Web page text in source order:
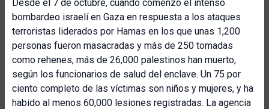
Desde el 7 de octubre, cuando comenzó el intenso
bombardeo israelí en Gaza en respuesta a los ataques
terroristas liderados por Hamas en los que unas 1,200
personas fueron masacradas y más de 250 tomadas
como rehenes, más de 26,000 palestinos han muerto,
según los funcionarios de salud del enclave. Un 75 por
ciento completo de las víctimas son niños y mujeres, y ha
habido al menos 60,000 lesiones registradas. La agencia